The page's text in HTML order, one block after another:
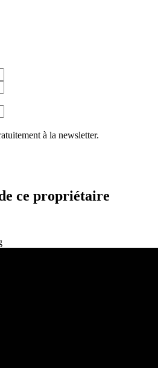
à la newsletter.
ce propriétaire